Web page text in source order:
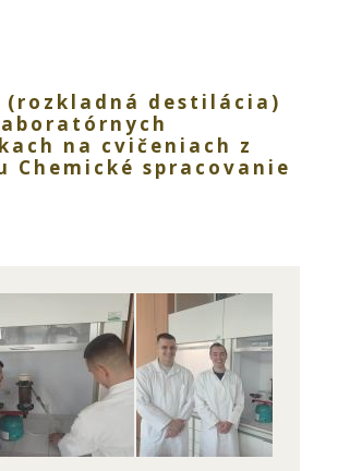
(rozkladná destilácia)
na cvičeniach z
Chemické spracovanie